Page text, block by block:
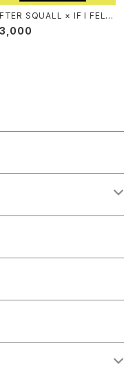
SQUALL × IF I FELL
ボTシャツ